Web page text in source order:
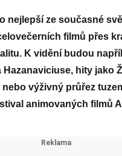
nejlepší ze současné
filmů přes
K vidění budou
Hazanaviciuse, hity jako
výživný průřez
animovaných filmů